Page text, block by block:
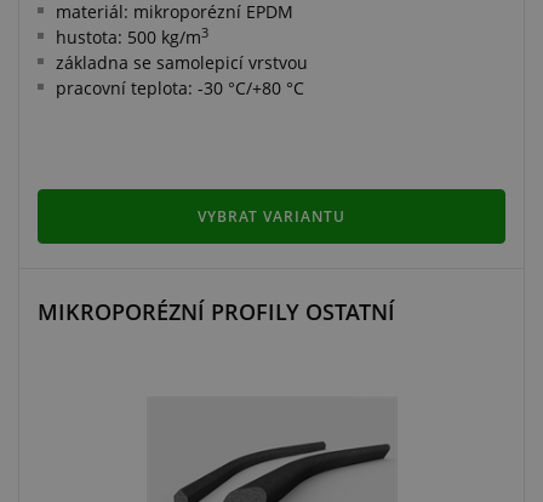
materiál: mikroporézní EPDM
hustota: 500 kg/m3
základna se samolepicí vrstvou
pracovní teplota: -30 °C/+80 °C
VYBRAT VARIANTU
MIKROPORÉZNÍ PROFILY OSTATNÍ